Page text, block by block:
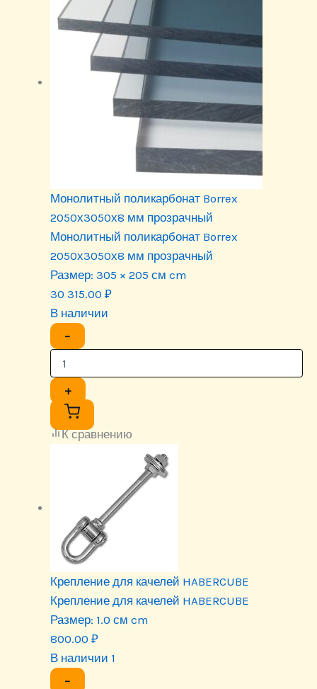
Монолитный поликарбонат Borrex
2050х3050х8 мм прозрачный
Монолитный поликарбонат Borrex
2050х3050х8 мм прозрачный
Размер: 305 × 205 см cm
30 315.00 ₽
В наличии
−
+
К сравнению
Крепление для качелей HABERCUBE
Крепление для качелей HABERCUBE
Размер: 1.0 см cm
800.00 ₽
В наличии 1
−